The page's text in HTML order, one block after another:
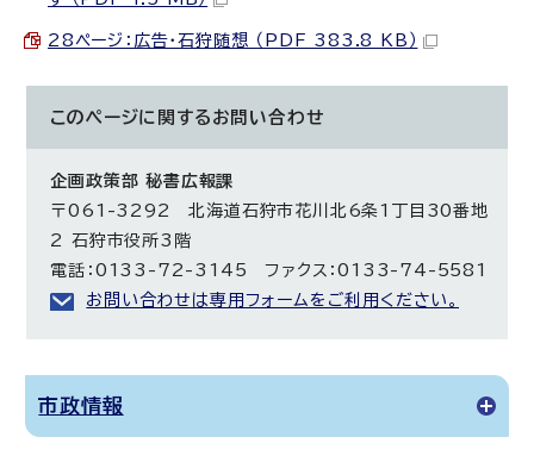
28ページ：広告・石狩随想 （PDF 383.8 KB）
このページに関する お問い合わせ
企画政策部 秘書広報課
〒061-3292 北海道石狩市花川北6条1丁目30番地
2 石狩市役所3階
電話：0133-72-3145 ファクス：0133-74-5581
お問い合わせは専用フォームをご利用ください。
市政情報